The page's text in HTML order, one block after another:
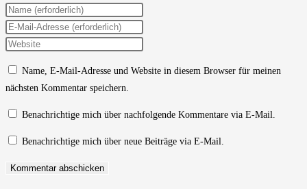
Gib
deinen
Namen
Benutzernamen
Kommentieren
Gib
deine
zum
ein
Gib
ein
Name, E-Mail-Adresse und Website in diesem Browser für meinen
nächsten Kommentar speichern.
Benachrichtige mich über nachfolgende Kommentare via E-Mail.
Benachrichtige mich über neue Beiträge via E-Mail.